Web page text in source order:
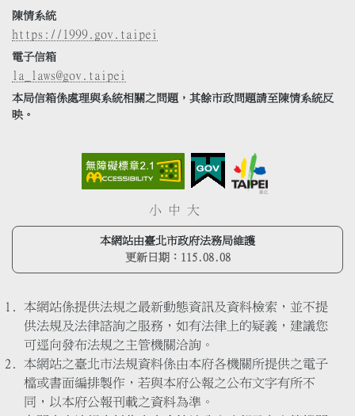
陳情系統
https://1999.gov.taipei
電子信箱
la_laws@gov.taipei
本局信箱係處理與系統相關之問題，其餘市政問題請至陳情系統反
映。
小 中 大
本網站由臺北市政府法務局維護
更新日期： 115.08.08
本網站係提供法規之最新動態資訊及資料檢索，並不提
供法規及法律諮詢之服務，如有法律上的疑義，建議您
可逕向發布法規之主管機關洽詢。
本網站之臺北市法規資料係由本府各機關所提供之電子
檔或書面編排製作，若與本府公報之公布文字有所不
同，以本府公報刊載之資料為準。